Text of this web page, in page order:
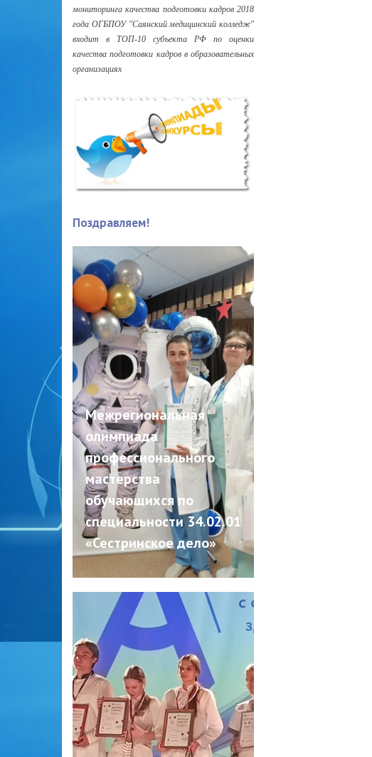
мониторинга качества подготовки кадров 2018
года ОГБПОУ "Саянский медицинский колледж"
входит в ТОП-10 субъекта РФ по оценки
качества подготовки кадров в образовательных
организациях
Поздравляем!
Межрегиональная
олимпиада
профессионального
мастерства
обучающихся по
специальности 34.02.01
«Сестринское дело»